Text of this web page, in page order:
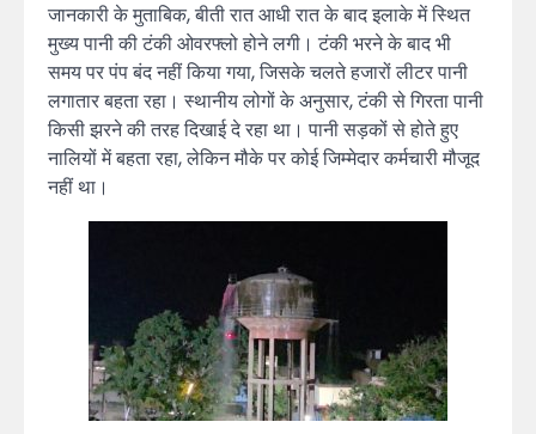
जानकारी के मुताबिक, बीती रात आधी रात के बाद इलाके में स्थित
मुख्य पानी की टंकी ओवरफ्लो होने लगी। टंकी भरने के बाद भी
समय पर पंप बंद नहीं किया गया, जिसके चलते हजारों लीटर पानी
लगातार बहता रहा। स्थानीय लोगों के अनुसार, टंकी से गिरता पानी
किसी झरने की तरह दिखाई दे रहा था। पानी सड़कों से होते हुए
नालियों में बहता रहा, लेकिन मौके पर कोई जिम्मेदार कर्मचारी मौजूद
नहीं था।